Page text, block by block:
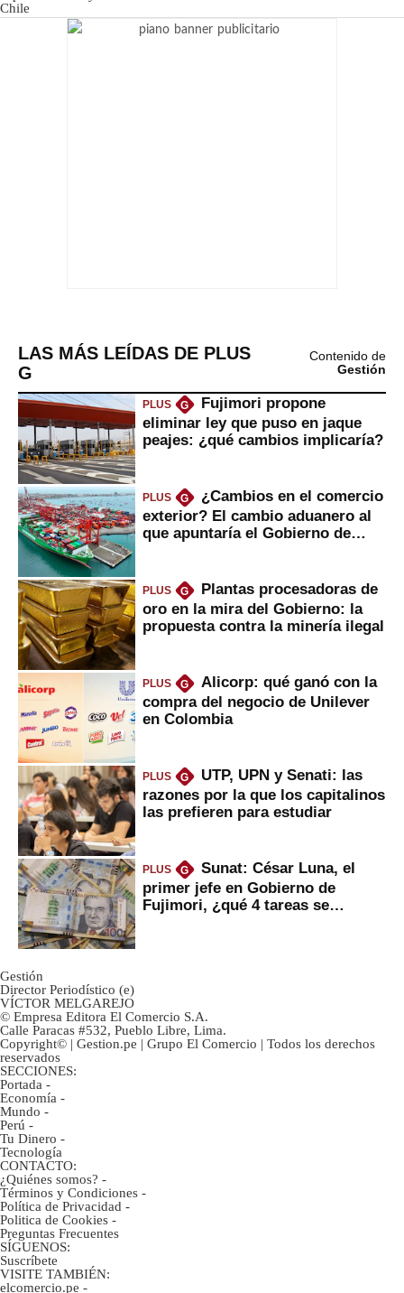
LAS MÁS LEÍDAS DE PLUS
G
Contenido de
Gestión
PLUS G
Fujimori propone
eliminar ley que puso en jaque
peajes: ¿qué cambios implicaría?
PLUS G
¿Cambios en el comercio
exterior? El cambio aduanero al
que apuntaría el Gobierno de
PLUS G
Plantas procesadoras de
oro en la mira del Gobierno: la
propuesta contra la minería ilegal
PLUS G
Alicorp: qué ganó con la
compra del negocio de Unilever
en Colombia
PLUS G
UTP, UPN y Senati: las
razones por la que los capitalinos
las prefieren para estudiar
PLUS G
Sunat: César Luna, el
primer jefe en Gobierno de
Fujimori, ¿qué 4 tareas se
Gestión
Director Periodístico (e)
VÍCTOR MELGAREJO
© Empresa Editora El Comercio S.A.
Calle Paracas #532, Pueblo Libre, Lima.
Copyright© | Gestion.pe | Grupo El Comercio | Todos los derechos
reservados
SECCIONES:
Portada -
Economía -
Mundo -
Perú -
Tu Dinero -
Tecnología
CONTACTO:
¿Quiénes somos? -
Términos y Condiciones -
Política de Privacidad -
Politica de Cookies -
Preguntas Frecuentes
SÍGUENOS:
Suscríbete
VISITE TAMBIÉN:
elcomercio.pe -